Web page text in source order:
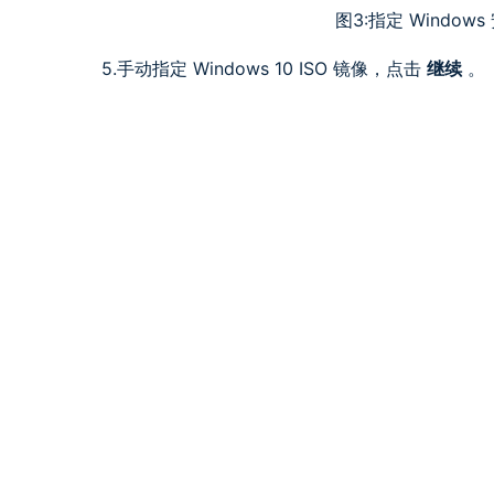
图3:指定 Windows
5.手动指定 Windows 10 ISO 镜像，点击 继续。